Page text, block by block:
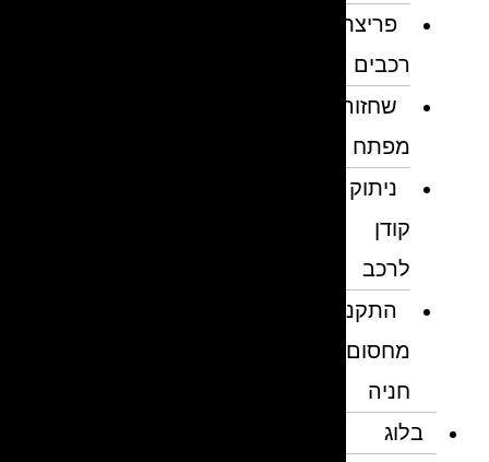
פריצת
רכבים
שחזור
מפתח
ניתוק
לרכב
התקנת
מחסום
חניה
בלוג